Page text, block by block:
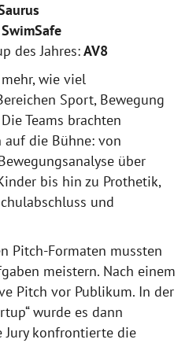
SwimSafe
des Jahres:AV8
wie viel
Sport, Bewegung
Teams brachten
auf die Bühne: von
über
bis hin zu Prothetik,
und
Pitch-Formaten mussten
meistern. Nach einem
Pitch vor Publikum. In der
wurde es dann
Jury konfrontierte die